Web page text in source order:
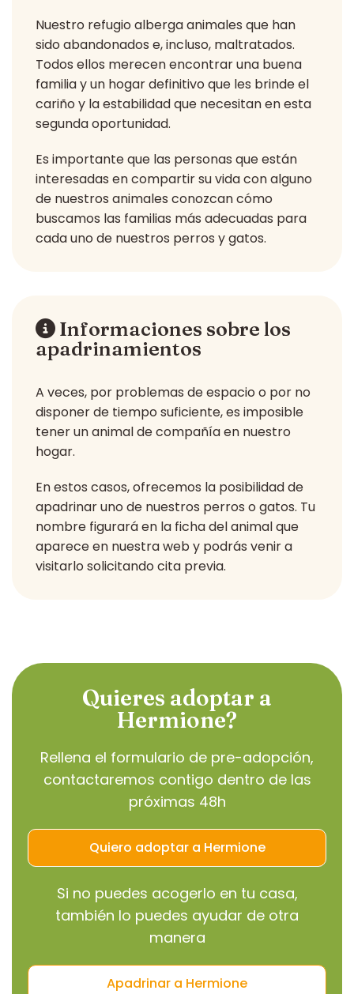
Nuestro refugio alberga animales que han
sido abandonados e, incluso, maltratados.
Todos ellos merecen encontrar una buena
familia y un hogar definitivo que les brinde el
cariño y la estabilidad que necesitan en esta
segunda oportunidad.
Es importante que las personas que están
interesadas en compartir su vida con alguno
de nuestros animales conozcan cómo
buscamos las familias más adecuadas para
cada uno de nuestros perros y gatos.
Informaciones sobre los
apadrinamientos
A veces, por problemas de espacio o por no
disponer de tiempo suficiente, es imposible
tener un animal de compañía en nuestro
hogar.
En estos casos, ofrecemos la posibilidad de
apadrinar uno de nuestros perros o gatos. Tu
nombre figurará en la ficha del animal que
aparece en nuestra web y podrás venir a
visitarlo solicitando cita previa.
Quieres adoptar a
Hermione?
Rellena el formulario de pre-adopción,
contactaremos contigo dentro de las
próximas 48h
Quiero adoptar a Hermione
Si no puedes acogerlo en tu casa,
también lo puedes ayudar de otra
manera
Apadrinar a Hermione